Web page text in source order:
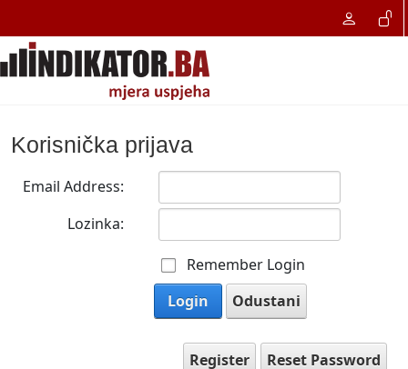
Korisnička prijava
Email Address:
Lozinka:
Remember Login
Login
Odustani
Register Reset Password